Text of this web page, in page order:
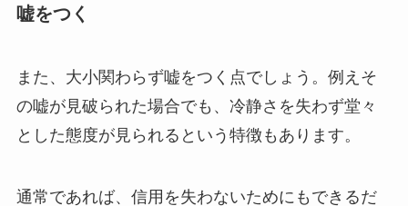
嘘をつく
また、大小関わらず嘘をつく点でしょう。例えそ
の嘘が見破られた場合でも、冷静さを失わず堂々
とした態度が見られるという特徴もあります。
通常であれば、信用を失わないためにもできるだ